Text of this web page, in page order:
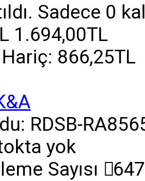
Sadece 0
1.694,00TL
866,25TL
RDSB-
yok
Sayısı